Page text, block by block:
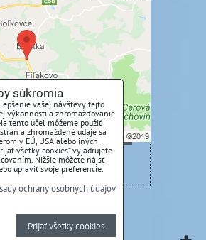
je blokovaný Voľbami
súkromia
externý obsah?
tentokrát
- súhlas s druhom cookie:
Funkčné
obsah v novom okne
súkromia
vašej návštevy tejto
výkonnosti a zhromažďovanie
tento účel môžeme použiť
a zhromaždené údaje sa
v EÚ, USA alebo iných
všetky cookies“ vyjadrujete
Nižšie môžete nájsť
upraviť svoje preferencie.
ochrany osobných údajov
Prijať všetky cookies